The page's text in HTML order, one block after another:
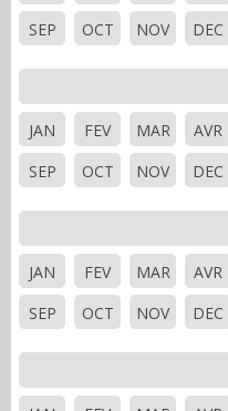
SEP
OCT NOV DEC
JAN FEV MAR AVR
SEP
OCT NOV DEC
JAN FEV MAR AVR
SEP
OCT NOV DEC